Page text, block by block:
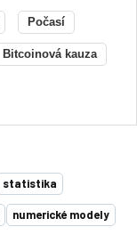
Počasí
Bitcoinová kauza
statistika
numerické modely